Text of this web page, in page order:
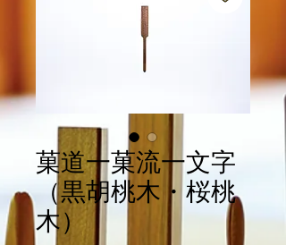
菓道⼀菓流一文字
（黒胡桃木・桜桃
木）